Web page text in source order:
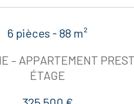
6 pièces - 88 m²
– APPARTEMENT
ÉTAGE